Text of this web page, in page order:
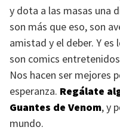
y dota a las masas una
son más que eso, son
amistad y el deber. Y es
son comics
Nos hacen ser mejores
esperanza. Regálate
Guantes de Venom, y
mundo.